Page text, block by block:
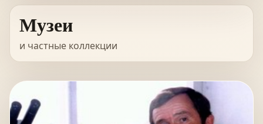
Музеи
и частные коллекции